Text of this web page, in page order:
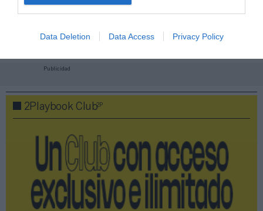
Data Deletion Data Access Privacy Policy
Publicidad
2Playbook Club2P